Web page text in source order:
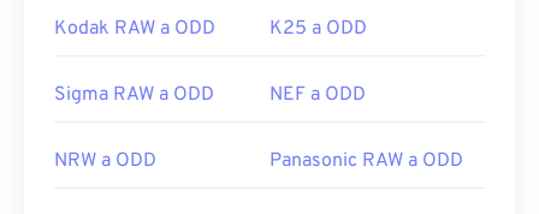
Kodak RAW a ODD K25 a ODD
Sigma RAW a ODD NEF a ODD
NRW a ODD Panasonic RAW a ODD